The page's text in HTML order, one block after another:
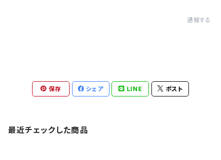
通報する
保存 シェア LINE ポスト
最近チェックした商品